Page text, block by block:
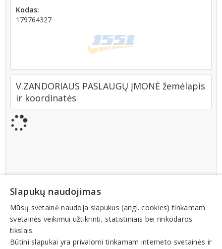
Kodas:
179764327
V.ZANDORIAUS PASLAUGŲ ĮMONĖ žemėlapis
ir koordinatės
Slapukų naudojimas
Mūsų svetainė naudoja slapukus (angl. cookies) tinkamam
svetainės veikimui užtikrinti, statistiniais bei rinkodaros
tikslais.
Būtini slapukai yra privalomi tinkamam interneto svetainės ir